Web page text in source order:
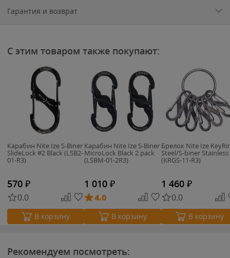
Гарантия и возврат
С этим товаром также покупают:
Карабин Nite Ize S-Biner
SlideLock #2 Black (LSB2-
01-R3)
570 ₽
0.0
В корзину
Карабин Nite Ize S-Biner
MicroLock Black 2 pack
(LSBM-01-2R3)
1 010 ₽
4.0
В корзину
Брелок Nite Ize
Steel/S-biner Stainless
(KRGS-11-R3)
1 460 ₽
0.0
В корзину
Рекомендуем посмотреть: